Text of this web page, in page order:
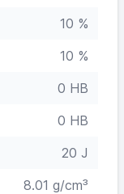
10 %
10 %
0 HB
0 HB
20 J
8.01 g/cm³